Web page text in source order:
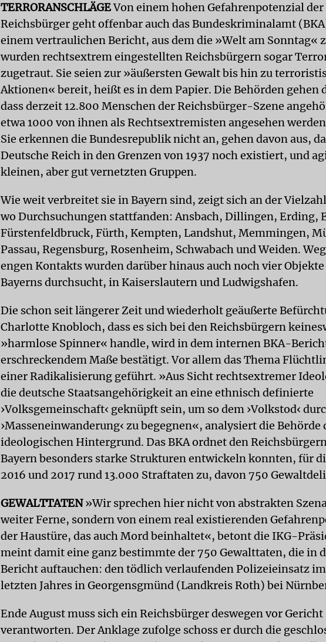
TERRORANSCHLÄGEVon einem hohen Gefahrenpotenzial der
Reichsbürger geht offenbar auch das Bundeskriminalamt
einem vertraulichen Bericht, aus dem die »Welt am Sonntag«
wurden rechtsextrem eingestellten Reichsbürgern sogar
zugetraut. Sie seien zur »äußersten Gewalt bis hin zu
Aktionen« bereit, heißt es in dem Papier. Die Behörden gehen
dass derzeit 12.800 Menschen der Reichsbürger-Szene
etwa 1000 von ihnen als Rechtsextremisten angesehen
Sie erkennen die Bundesrepublik nicht an, gehen davon aus,
Deutsche Reich in den Grenzen von 1937 noch existiert, und
kleinen, aber gut vernetzten Gruppen.
Wie weit verbreitet sie in Bayern sind, zeigt sich an der
wo Durchsuchungen stattfanden: Ansbach, Dillingen, Erding,
Fürstenfeldbruck, Fürth, Kempten, Landshut, Memmingen,
Passau, Regensburg, Rosenheim, Schwabach und Weiden.
engen Kontakts wurden darüber hinaus auch noch vier
Bayerns durchsucht, in Kaiserslautern und Ludwigshafen.
Die schon seit längerer Zeit und wiederholt geäußerte
Charlotte Knobloch, dass es sich bei den Reichsbürgern
»harmlose Spinner« handle, wird in dem internen BKA-
erschreckendem Maße bestätigt. Vor allem das Thema
einer Radikalisierung geführt. »Aus Sicht rechtsextremer
die deutsche Staatsangehörigkeit an eine ethnisch definierte
›Volksgemeinschaft‹ geknüpft sein, um so dem ›Volkstod‹
›Masseneinwanderung‹ zu begegnen«, analysiert die Behörde
ideologischen Hintergrund. Das BKA ordnet den
Bayern besonders starke Strukturen entwickeln konnten, für
2016 und 2017 rund 13.000 Straftaten zu, davon 750
GEWALTTATEN»Wir sprechen hier nicht von abstrakten
weiter Ferne, sondern von einem real existierenden
der Haustüre, das auch Mord beinhaltet«, betont die IKG-
meint damit eine ganz bestimmte der 750 Gewalttaten, die in
Bericht auftauchen: den tödlich verlaufenden Polizeieinsatz
letzten Jahres in Georgensgmünd (Landkreis Roth) bei
Ende August muss sich ein Reichsbürger deswegen vor Gericht
verantworten. Der Anklage zufolge schoss er durch die